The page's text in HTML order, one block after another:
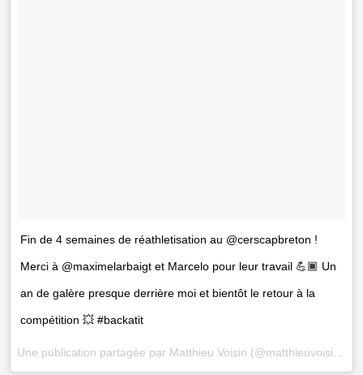
Fin de 4 semaines de réathletisation au @cerscapbreton !
Merci à @maximelarbaigt et Marcelo pour leur travail 💪🏾 Un
an de galère presque derrière moi et bientôt le retour à la
compétition 💥 #backatit
Une publication partagée par Matthieu Voisin (@matthieuvoisin_) le